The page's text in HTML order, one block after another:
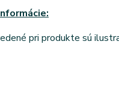
pri produkte sú